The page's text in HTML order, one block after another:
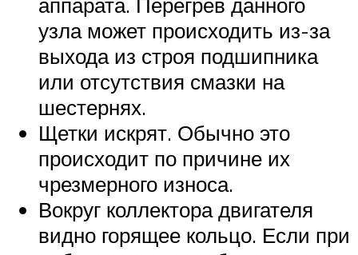
узла может происходить из-за
выхода из строя подшипника
или отсутствия смазки на
шестернях.
Щетки искрят. Обычно это
происходит по причине их
чрезмерного износа.
Вокруг коллектора двигателя
видно горящее кольцо. Если при